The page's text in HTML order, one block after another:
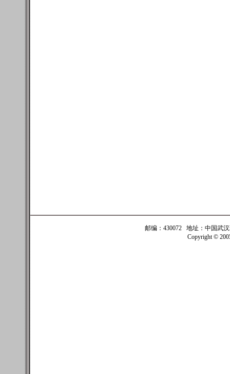
邮编：430072 地址：中国武
Copyright ©